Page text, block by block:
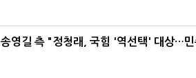
송영길 측 "정청래, 국힘 '역선택' 대상…민